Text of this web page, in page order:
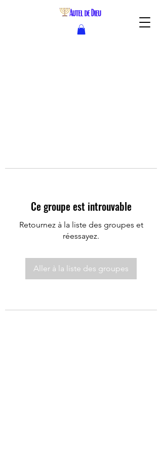
Ce groupe est introuvable
Retournez à la liste des groupes et
réessayez.
Aller à la liste des groupes